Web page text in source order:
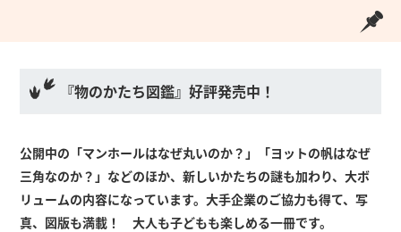
『物のかたち図鑑』好評発売中！
公開中の「マンホールはなぜ丸いのか？」「ヨットの帆はなぜ
三角なのか？」などのほか、新しいかたちの謎も加わり、大ボ
リュームの内容になっています。大手企業のご協力も得て、写
真、図版も満載！ 大人も子どもも楽しめる一冊です。